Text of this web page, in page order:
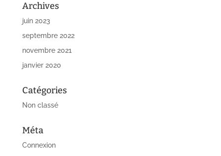
Archives
juin 2023
septembre 2022
novembre 2021
janvier 2020
Catégories
Non classé
Méta
Connexion